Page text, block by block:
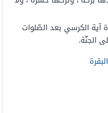
آية الكرسي بعد الصّلوات
الجنّة.